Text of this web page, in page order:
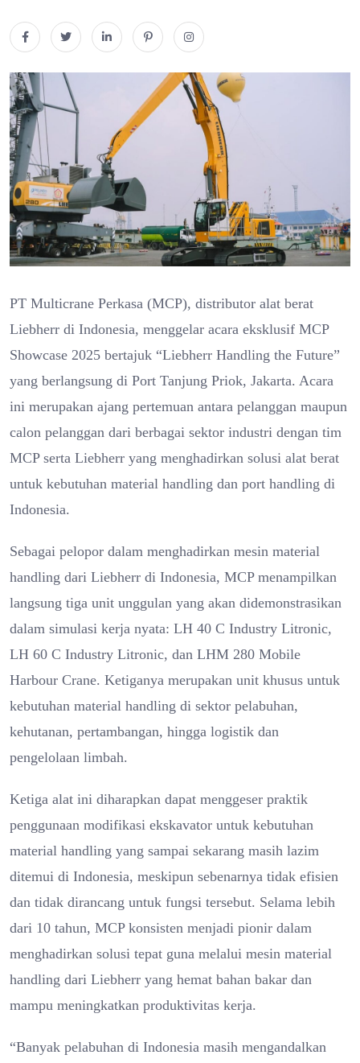
PT Multicrane Perkasa (MCP), distributor alat berat
Liebherr di Indonesia, menggelar acara eksklusif MCP
Showcase 2025 bertajuk “Liebherr Handling the Future”
yang berlangsung di Port Tanjung Priok, Jakarta. Acara
ini merupakan ajang pertemuan antara pelanggan maupun
calon pelanggan dari berbagai sektor industri dengan tim
MCP serta Liebherr yang menghadirkan solusi alat berat
untuk kebutuhan material handling dan port handling di
Indonesia.
Sebagai pelopor dalam menghadirkan mesin material
handling dari Liebherr di Indonesia, MCP menampilkan
langsung tiga unit unggulan yang akan didemonstrasikan
dalam simulasi kerja nyata: LH 40 C Industry Litronic,
LH 60 C Industry Litronic, dan LHM 280 Mobile
Harbour Crane. Ketiganya merupakan unit khusus untuk
kebutuhan material handling di sektor pelabuhan,
kehutanan, pertambangan, hingga logistik dan
pengelolaan limbah.
Ketiga alat ini diharapkan dapat menggeser praktik
penggunaan modifikasi ekskavator untuk kebutuhan
material handling yang sampai sekarang masih lazim
ditemui di Indonesia, meskipun sebenarnya tidak efisien
dan tidak dirancang untuk fungsi tersebut. Selama lebih
dari 10 tahun, MCP konsisten menjadi pionir dalam
menghadirkan solusi tepat guna melalui mesin material
handling dari Liebherr yang hemat bahan bakar dan
mampu meningkatkan produktivitas kerja.
“Banyak pelabuhan di Indonesia masih mengandalkan